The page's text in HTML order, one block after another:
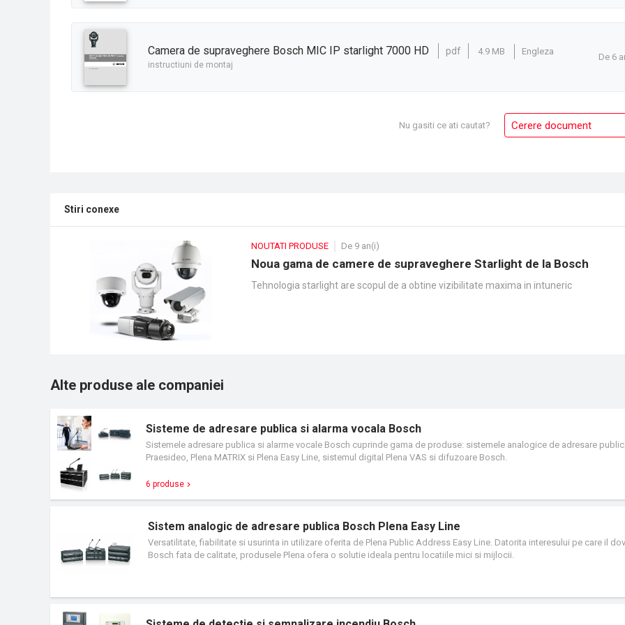
Camera de supraveghere Bosch MIC IP starlight 7000 HD pdf 4.9 MB Engleza
instructiuni de montaj
De 6
Nu gasiti ce ati cautat? Cerere document
Stiri conexe
NOUTATI PRODUSE De 9 an(i)
Noua gama de camere de supraveghere Starlight de la Bosch
Tehnologia starlight are scopul de a obtine vizibilitate maxima in intuneric
Alte produse ale companiei
Sisteme de adresare publica si alarma vocala Bosch
Sistemele adresare publica si alarme vocale Bosch cuprinde gama de produse: sistemele analogice de adresare
Praesideo, Plena MATRIX si Plena Easy Line, sistemul digital Plena VAS si difuzoare Bosch.
6 produse
Sistem analogic de adresare publica Bosch Plena Easy Line
Versatilitate, fiabilitate si usurinta in utilizare oferita de Plena Public Address Easy Line. Datorita interesului pe care il
Bosch fata de calitate, produsele Plena ofera o solutie ideala pentru locatiile mici si mijlocii.